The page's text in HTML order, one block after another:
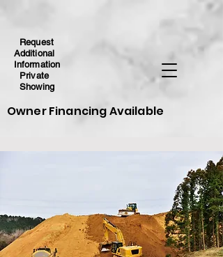
Owner Financing Available